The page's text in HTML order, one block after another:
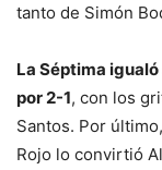
tanto de Simón
La Séptima
por 2-1, con los
Santos. Por último,
Rojo lo convirtió